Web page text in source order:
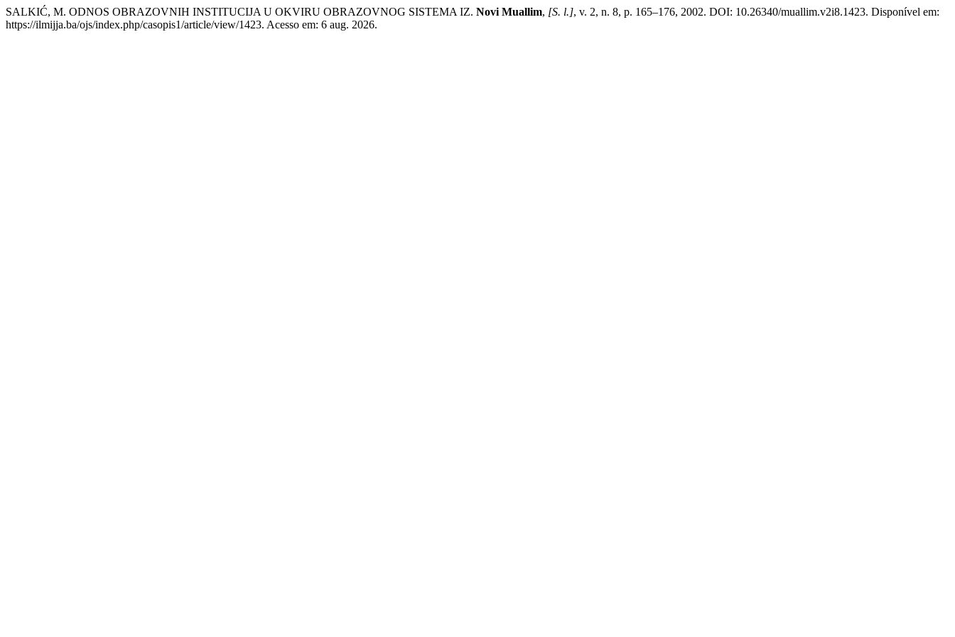
SALKIĆ, M. ODNOS OBRAZOVNIH INSTITUCIJA U OKVIRU OBRAZOVNOG SISTEMA IZ. Novi Muallim, [S. l.], v. 2, n. 8, p. 165–176, 2002. DOI: 10.26340/muallim.v2i8.1423. Disponível em:
https://ilmijja.ba/ojs/index.php/casopis1/article/view/1423. Acesso em: 6 aug. 2026.